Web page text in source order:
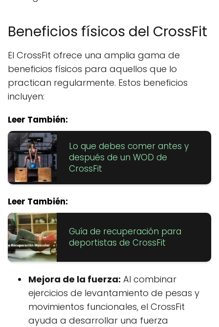
Beneficios físicos del CrossFit
El CrossFit ofrece una amplia gama de
beneficios físicos para aquellos que lo
practican regularmente. Estos beneficios
incluyen:
Leer También:
Lo que debes comer antes y
después de un WOD de
CrossFit
Leer También:
Guía de recuperación para
deportistas de CrossFit
Mejora de la fuerza: Al combinar
ejercicios de levantamiento de pesas y
movimientos funcionales, el CrossFit
ayuda a desarrollar una fuerza